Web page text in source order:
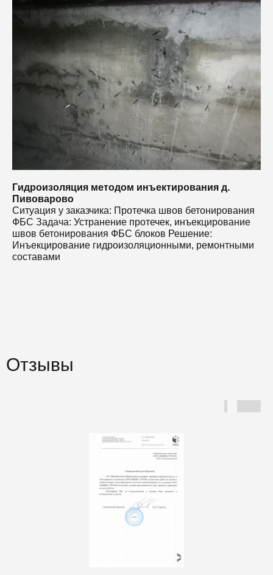
Гидроизоляция методом инъектирования д.
Пивоварово
Ситуация у заказчика: Протечка швов бетонирования
ФБС Задача: Устранение протечек, инъекцирование
швов бетонирования ФБС блоков Решение:
Инъекцирование гидроизоляционными, ремонтными
составами
Отзывы